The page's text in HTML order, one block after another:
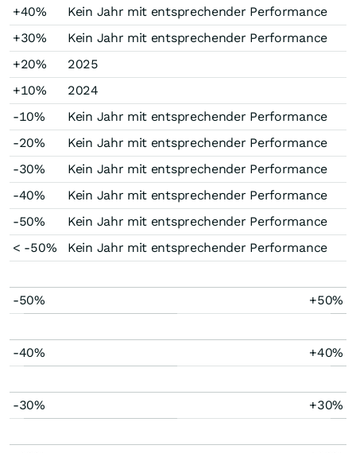
+40%
Kein Jahr mit entsprechender Performance
+30%
Kein Jahr mit entsprechender Performance
+20%
2025
+10%
2024
-10%
Kein Jahr mit entsprechender Performance
-20%
Kein Jahr mit entsprechender Performance
-30%
Kein Jahr mit entsprechender Performance
-40%
Kein Jahr mit entsprechender Performance
-50%
Kein Jahr mit entsprechender Performance
< -50%
Kein Jahr mit entsprechender Performance
-50% +50%
-40% +40%
-30% +30%